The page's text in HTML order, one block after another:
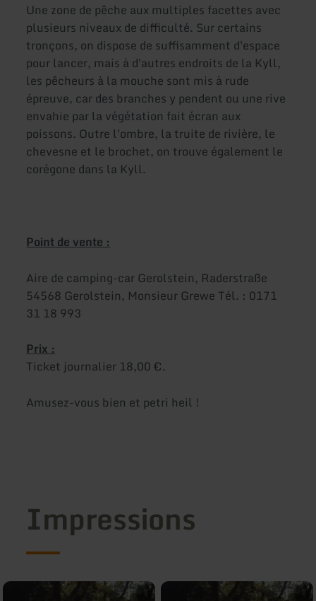
Une zone de pêche aux multiples facettes avec
plusieurs niveaux de difficulté. Sur certains
tronçons, on dispose de suffisamment d'espace
pour lancer, mais à d'autres endroits de la Kyll,
les pêcheurs à la mouche sont mis à rude
épreuve, car des branches y pendent ou une rive
envahie par la végétation fait écran aux
poissons. Outre l'ombre, la truite de rivière, le
chevesne et le brochet, on trouve également le
corégone dans la Kyll.
Point de vente :
Aire de camping-car Gerolstein, Raderstraße
54568 Gerolstein, Monsieur Grewe Tél. : 0171
31 18 993
Prix :
Ticket journalier 18,00 €.
Amusez-vous bien et petri heil !
Impressions